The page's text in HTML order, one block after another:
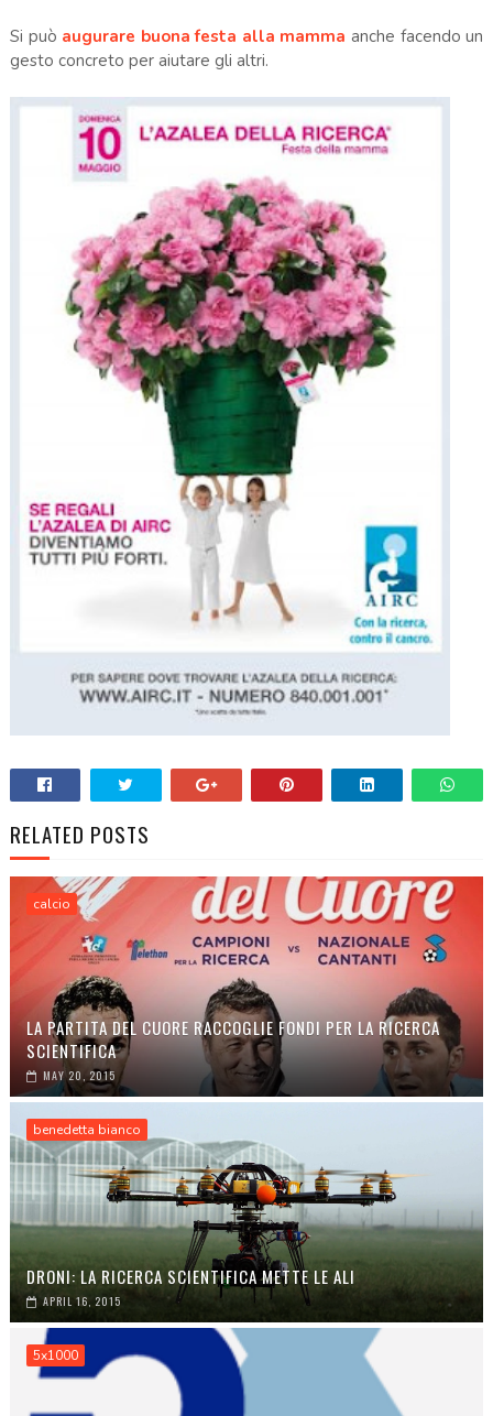
Si può augurare buonafesta alla mamma anche facendo un
gesto concreto per aiutare gli altri.
RELATED POSTS
calcio
LA PARTITA DEL CUORE RACCOGLIE FONDI PER LA RICERCA
SCIENTIFICA
MAY 20, 2015
benedetta bianco
DRONI: LA RICERCA SCIENTIFICA METTE LE ALI
APRIL 16, 2015
5x1000